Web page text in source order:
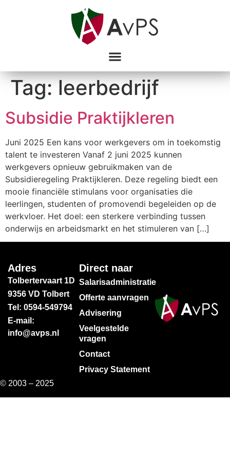
Tag:leerbedrijf
Subsidie Praktijkleren
Juni 2025 Een kans voor werkgevers om in toekomstig
talent te investeren Vanaf 2 juni 2025 kunnen
werkgevers opnieuw gebruikmaken van de
Subsidieregeling Praktijkleren. Deze regeling biedt een
mooie financiële stimulans voor organisaties die
leerlingen, studenten of promovendi begeleiden op de
werkvloer. Het doel: een sterkere verbinding tussen
onderwijs en arbeidsmarkt en het stimuleren van […]
Adres
Tolbertervaart 1D
9356 VD Tolbert
Tel: 0594-549794
E-mail:
info@avps.nl
Direct naar
Salarisadministratie
Offerte aanvragen
Advisering
Veelgestelde
vragen
Contact
Privacy Statement
© 2003 – 2025